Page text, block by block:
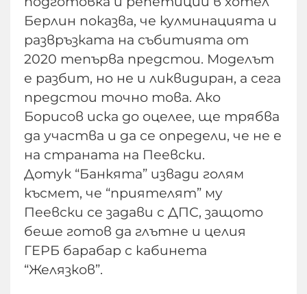
Берлин показва, че кулминацията и
развръзката на събитията от
2020 тепърва предстои. Моделът
е разбит, но не и ликвидиран, а сега
предстои точно това. Ако
Борисов иска до оцелее, ще трябва
да участва и да се определи, че не е
на страната на Пеевски.
Дотук “Банкята” извади голям
късмет, че “приятелят” му
Пеевски се задави с ДПС, защото
беше готов да глътне и целия
ГЕРБ барабар с кабинета
“Желязков”.